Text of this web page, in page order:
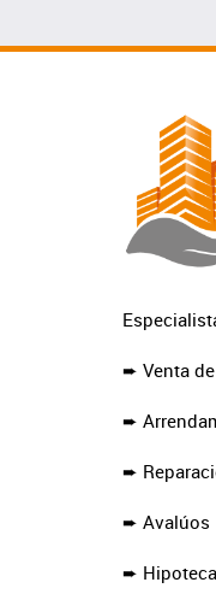
➨ Venta
➨
➨
➨ Avalúos
➨